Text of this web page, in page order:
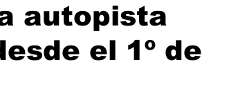
Turismo Economía Liga Sanlorencina
autopista
el 1º de